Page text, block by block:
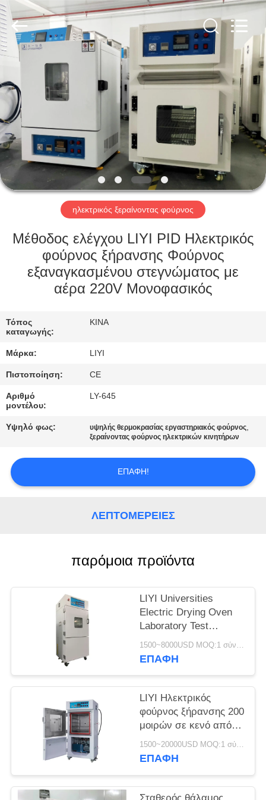
ΣΠΊΤΙ
ΠΡΟΪΌΝΤΑ
ΠΕΡΊΠΟΥ
ΕΜΕΊΣ
ΓΎΡΟΣ
ΕΡΓΟΣΤΑΣΊΩΝ
ΠΟΙΟΤΙΚΌΣ
ΈΛΕΓΧΟΣ
ΕΛΆΤΕ
ΣΕ
ΕΠΑΦΉ
ΖΗΤΉΣΤΕ
ΑΠΌΣΠΑΣΜΑ
Liyi
Environmental
Technology
Co.,
Ltd..
All
Rights
Reserved.
ηλεκτρικός ξεραίνοντας φούρνος
Μέθοδος ελέγχου LIYI PID Ηλεκτρικός
φούρνος ξήρανσης Φούρνος
εξαναγκασμένου στεγνώματος με
αέρα 220V Μονοφασικός
Τόπος
καταγωγής:
ΚΙΝΑ
Μάρκα: LIYI
Πιστοποίηση: CE
Αριθμό
μοντέλου:
LY-645
Υψηλό φως: υψηλής θερμοκρασίας εργαστηριακός φούρνος,
ξεραίνοντας φούρνος ηλεκτρικών κινητήρων
ΕΠΑΦΉ!
ΛΕΠΤΟΜΈΡΕΙΕΣ
παρόμοια προϊόντα
LIYI Universities
Electric Drying Oven
Laboratory Test
Chamber With Pump
1500~8000USD MOQ:1 σύνολο
ΕΠΑΦΉ
LIYI Ηλεκτρικός
φούρνος ξήρανσης 200
μοιρών σε κενό από
ανοξείδωτο ατσάλι με
ηλεκτροστατική
1500~20000USD MOQ:1 σύνολο
ΕΠΑΦΉ
Σταθερός θάλαμος